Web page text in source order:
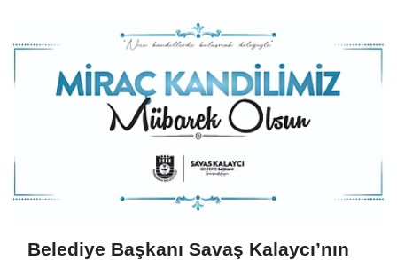
Belediye Başkanı Savaş Kalaycı’nın